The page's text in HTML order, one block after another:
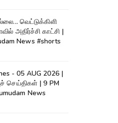
வெட்டுக்கிளி
அதிர்ச்சி காட்சி |
News #shorts
- 05 AUG 2026 |
செய்திகள் | 9 PM
News